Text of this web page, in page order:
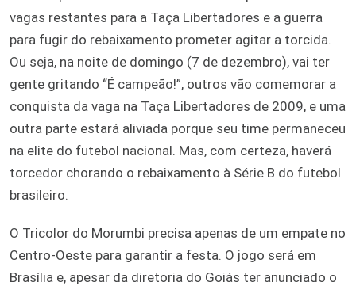
vagas restantes para a Taça Libertadores e a guerra
para fugir do rebaixamento prometer agitar a torcida.
Ou seja, na noite de domingo (7 de dezembro), vai ter
gente gritando “É campeão!”, outros vão comemorar a
conquista da vaga na Taça Libertadores de 2009, e uma
outra parte estará aliviada porque seu time permaneceu
na elite do futebol nacional. Mas, com certeza, haverá
torcedor chorando o rebaixamento à Série B do futebol
brasileiro.
O Tricolor do Morumbi precisa apenas de um empate no
Centro-Oeste para garantir a festa. O jogo será em
Brasília e, apesar da diretoria do Goiás ter anunciado o